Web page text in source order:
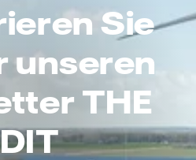
Sie
unseren
THE